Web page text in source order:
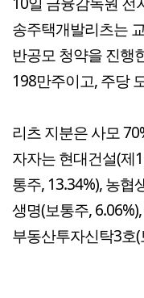
송주택개발리츠는
반공모 청약을 진행
198만주이고, 주당
리츠 지분은 사모
자자는 현대건설(제
통주, 13.34%), 농협
생명(보통주,
부동산투자신탁3호